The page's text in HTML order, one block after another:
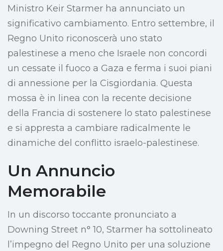
Ministro Keir Starmer ha annunciato un
significativo cambiamento. Entro settembre, il
Regno Unito riconoscerà uno stato
palestinese a meno che Israele non concordi
un cessate il fuoco a Gaza e ferma i suoi piani
di annessione per la Cisgiordania. Questa
mossa è in linea con la recente decisione
della Francia di sostenere lo stato palestinese
e si appresta a cambiare radicalmente le
dinamiche del conflitto israelo-palestinese.
Un Annuncio
Memorabile
In un discorso toccante pronunciato a
Downing Street n° 10, Starmer ha sottolineato
l’impegno del Regno Unito per una soluzione